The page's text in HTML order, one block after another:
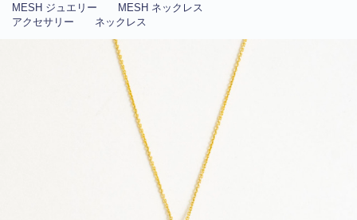
MESH ジュエリー
MESH ネックレス
アクセサリー
ネックレス